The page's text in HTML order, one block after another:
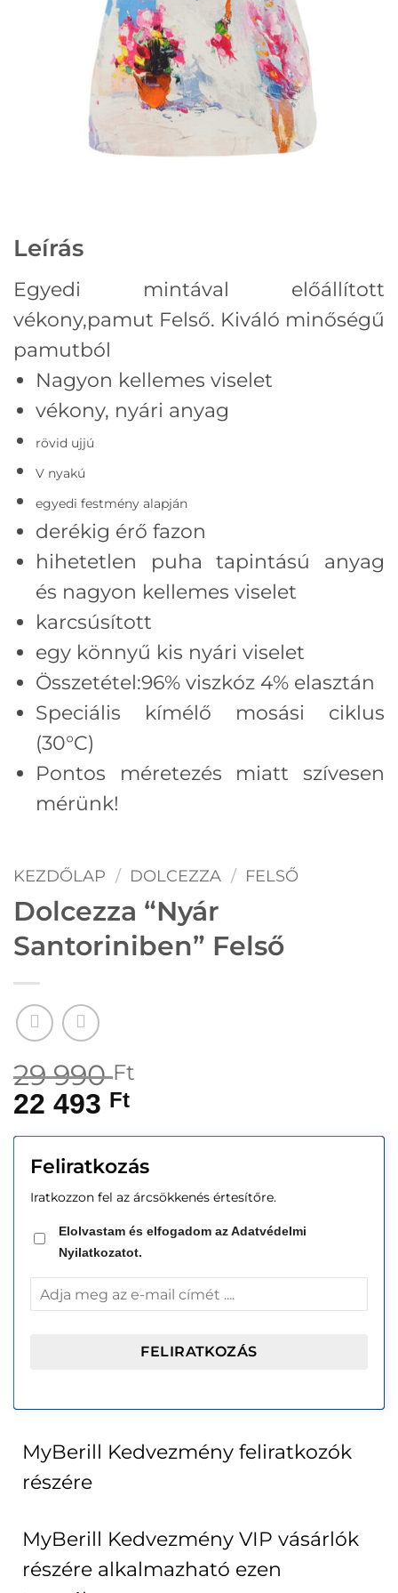
Leírás
Egyedi mintával előállított
vékony,pamut Felső. Kiváló minőségű
pamutból
Nagyon kellemes viselet
vékony, nyári anyag
rövid ujjú
V nyakú
egyedi festmény alapján
derékig érő fazon
hihetetlen puha tapintású anyag
és nagyon kellemes viselet
karcsúsított
egy könnyű kis nyári viselet
Összetétel:96% viszkóz 4% elasztán
Speciális kímélő mosási ciklus
(30°C)
Pontos méretezés miatt szívesen
mérünk!
KEZDŐLAP / DOLCEZZA / FELSŐ
Dolcezza “Nyár
Santoriniben” Felső
29 990Ft
22 493 Ft
Feliratkozás
Iratkozzon fel az árcsökkenés értesítőre.
Elolvastam és elfogadom az Adatvédelmi
Nyilatkozatot.
MyBerill Kedvezmény feliratkozók
részére
MyBerill Kedvezmény VIP vásárlók
részére alkalmazható ezen